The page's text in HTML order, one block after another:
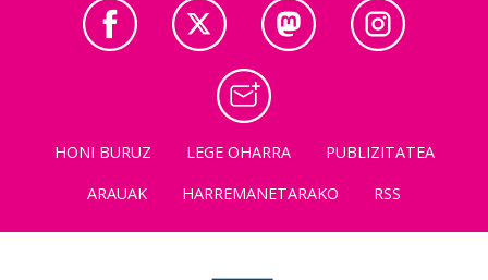
HONI BURUZ LEGE OHARRA
PUBLIZITATEA
ARAUAK
HARREMANETARAKO RSS